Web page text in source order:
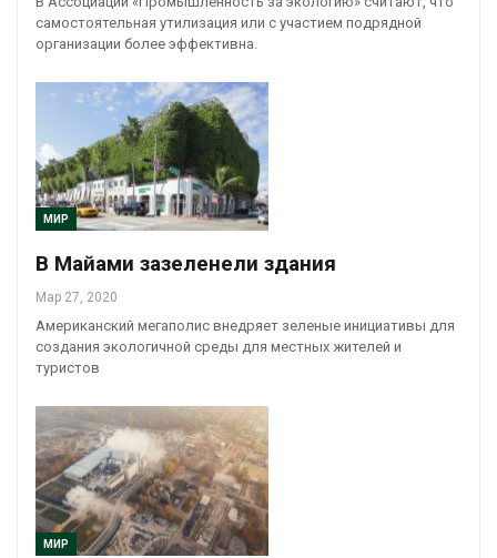
самостоятельная утилизация или с участием подрядной
организации более эффективна.
МИР
В Майами зазеленели здания
Мар 27, 2020
Американский мегаполис внедряет зеленые инициативы для
создания экологичной среды для местных жителей и
туристов
МИР